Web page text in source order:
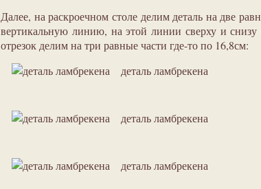
Далее, на раскроечном столе делим деталь на две
вертикальную линию, на этой линии сверху и снизу
отрезок делим на три равные части где-то по 16,8см:
деталь ламбрекена
деталь ламбрекена
деталь ламбрекена